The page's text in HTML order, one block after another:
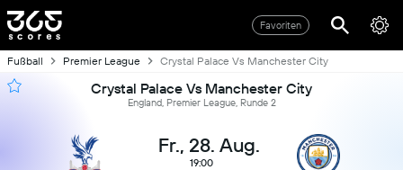
Favoriten
Fußball Premier League Crystal Palace Vs Manchester City
Crystal Palace Vs Manchester City
England, Premier League, Runde 2
Fr., 28. Aug.
19:00